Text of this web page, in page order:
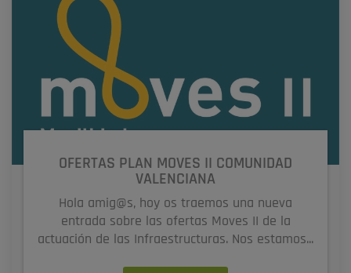
OFERTAS PLAN MOVES II COMUNIDAD
VALENCIANA
Hola amig@s, hoy os traemos una nueva
entrada sobre las ofertas Moves II de la
actuación de las Infraestructuras. Nos estamos...